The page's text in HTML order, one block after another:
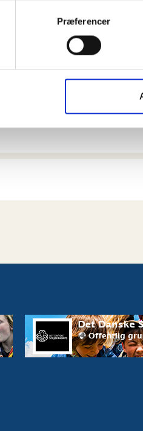
Præferencer
supermarkedernes
ud af priserne på fødevare.